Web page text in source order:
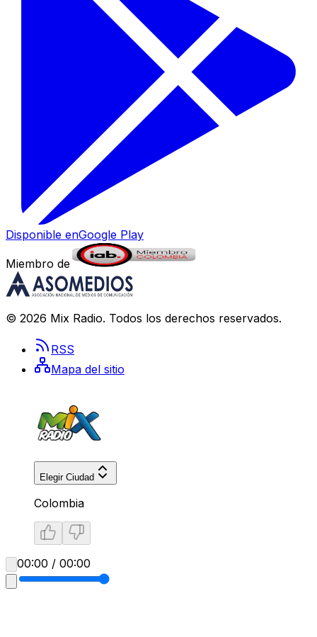
Disponible enGoogle Play
Miembro de
© 2026 Mix Radio. Todos los derechos reservados.
RSS
Mapa del sitio
Elegir Ciudad
Colombia
00:00 / 00:00